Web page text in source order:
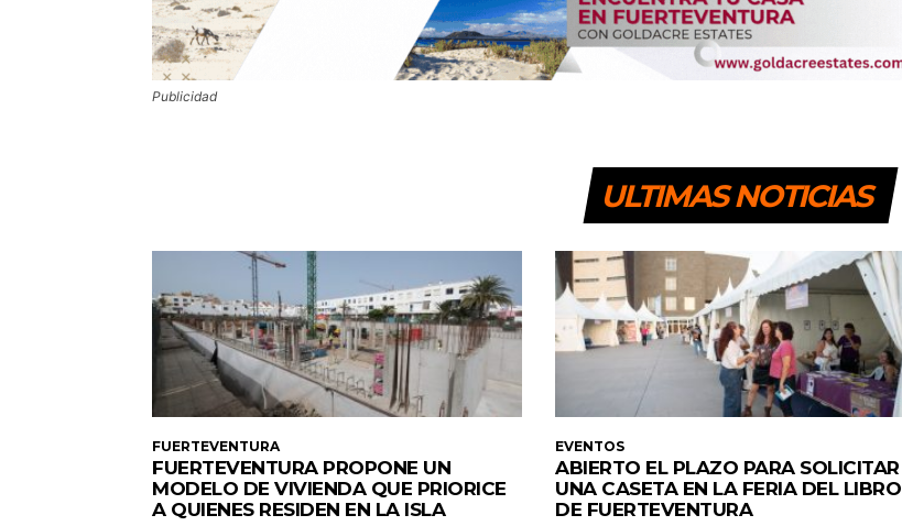
Publicidad
ULTIMAS NOTICIAS
FUERTEVENTURA
FUERTEVENTURA PROPONE UN
MODELO DE VIVIENDA QUE PRIORICE
A QUIENES RESIDEN EN LA ISLA
EVENTOS
ABIERTO EL PLAZO PARA SOLICITAR
UNA CASETA EN LA FERIA DEL LIBRO
DE FUERTEVENTURA